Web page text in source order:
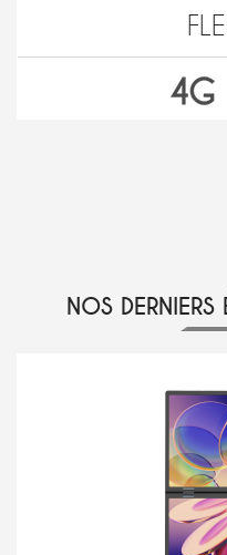
NOS DERNIERS